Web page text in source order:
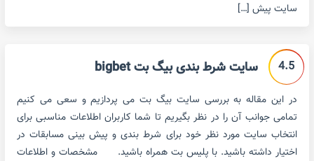
سایت پیش […]
4.5 سایت شرط بندی بیگ بت bigbet
در این مقاله به بررسی سایت بیگ بت می پردازیم و سعی می کنیم
تمامی جوانب آن را در نظر بگیریم تا شما کاربران اطلاعات مناسبی برای
انتخاب سایت مورد نظر خود برای شرط بندی و پیش بینی مسابقات در
اختیار داشته باشید. با پلیس بت همراه باشید. مشخصات و اطلاعات